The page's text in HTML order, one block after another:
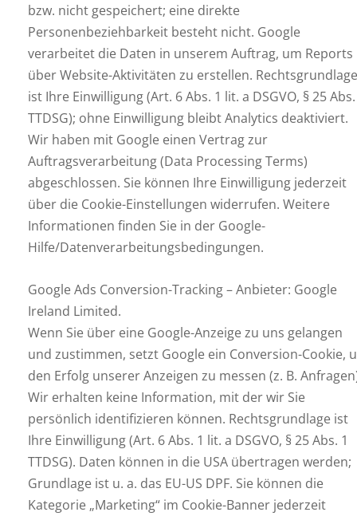
bzw. nicht gespeichert; eine direkte
Personenbeziehbarkeit besteht nicht. Google
verarbeitet die Daten in unserem Auftrag, um Reports
über Website-Aktivitäten zu erstellen. Rechtsgrundlage
ist Ihre Einwilligung (Art. 6 Abs. 1 lit. a DSGVO, § 25
TTDSG); ohne Einwilligung bleibt Analytics deaktiviert.
Wir haben mit Google einen Vertrag zur
Auftragsverarbeitung (Data Processing Terms)
abgeschlossen. Sie können Ihre Einwilligung jederzeit
über die Cookie-Einstellungen widerrufen. Weitere
Informationen finden Sie in der Google-
Hilfe/Datenverarbeitungsbedingungen.
Google Ads Conversion-Tracking – Anbieter: Google
Ireland Limited.
Wenn Sie über eine Google-Anzeige zu uns gelangen
und zustimmen, setzt Google ein Conversion-Cookie,
den Erfolg unserer Anzeigen zu messen (z. B.
Wir erhalten keine Information, mit der wir Sie
persönlich identifizieren können. Rechtsgrundlage ist
Ihre Einwilligung (Art. 6 Abs. 1 lit. a DSGVO, § 25 Abs. 1
TTDSG). Daten können in die USA übertragen werden;
Grundlage ist u. a. das EU-US DPF. Sie können die
Kategorie „Marketing“ im Cookie-Banner jederzeit